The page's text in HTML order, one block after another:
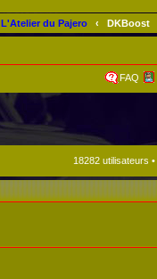
L'Atelier du Pajero ‹ DKBoost
FAQ
18282 utilisateurs •